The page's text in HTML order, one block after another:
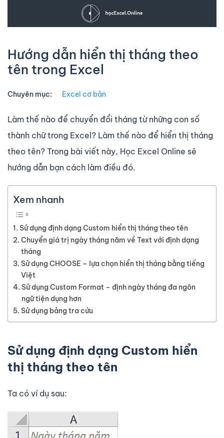
Hướng dẫn hiển thị tháng theo
tên trong Excel
Chuyên mục: Excel cơ bản
Làm thế nào để chuyển đổi tháng từ những con số
thành chữ trong Excel? Làm thế nào để hiển thị tháng
theo tên? Trong bài viết này, Học Excel Online sẽ
hướng dẫn bạn cách làm điều đó.
Xem nhanh
Sử dụng định dạng Custom hiển thị tháng theo tên
Chuyển giá trị ngày tháng năm về Text với định dạng
tháng
Sử dụng CHOOSE – lựa chọn hiển thị tháng bằng tiếng
Việt
Sử dụng Custom Format – định ngày tháng đa ngôn
ngữ tiện dụng hơn
Sử dụng bảng tra cứu
Sử dụng định dạng Custom hiển
thị tháng theo tên
Ta có ví dụ sau: